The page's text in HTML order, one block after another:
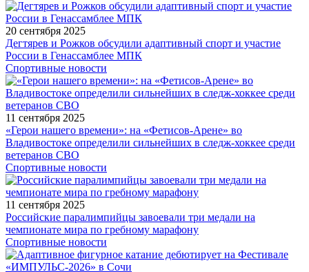
20 сентября 2025
Дегтярев и Рожков обсудили адаптивный спорт и участие
России в Генассамблее МПК
Спортивные новости
11 сентября 2025
«Герои нашего времени»: на «Фетисов-Арене» во
Владивостоке определили сильнейших в следж-хоккее среди
ветеранов СВО
Спортивные новости
11 сентября 2025
Российские паралимпийцы завоевали три медали на
чемпионате мира по гребному марафону
Спортивные новости